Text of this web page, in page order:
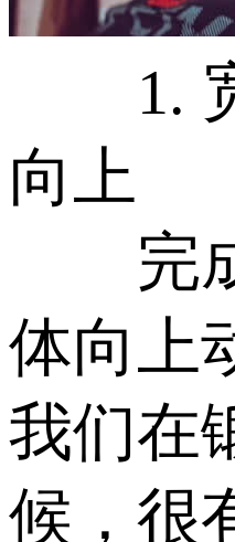
1. 宽
向上
完成
体向上
我们在
候，很